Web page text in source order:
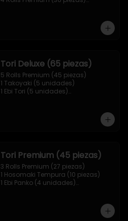
Tori Deluxe (65 piezas)
5 Rolls Premium (45 piezas)
1 Takoyaki (5 unidades)
1 Ebi Tori (5 unidades)
Tori Premium (45 piezas)
3 Rolls Premium (27 piezas)
1 Hosomaki Tempura (10 piezas)
1 Ebi Panko (4 unidades)